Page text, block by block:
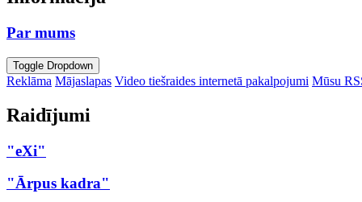
Par mums
Toggle Dropdown
Reklāma Mājaslapas Video tiešraides internetā pakalpojumi Mūsu
Raidījumi
"eXi"
"Ārpus kadra"